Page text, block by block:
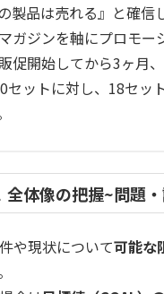
製品は売れる』と確信
ガジンを軸にプロモー
促開始してから3ヶ月
セットに対し、18セッ
全体像の把握~問題
や現状について可能な